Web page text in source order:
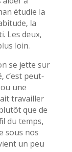
étudie la
la
Les deux,
loin.
se jette sur
c’est peut-
une
travailler
que de
du temps,
sous nos
un peu